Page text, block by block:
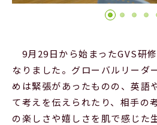
9月29日から始まったGVS研
なりました。グローバルリーダ
めは緊張があったものの、英語
て考えを伝えられたり、相手の
の楽しさや嬉しさを肌で感じた